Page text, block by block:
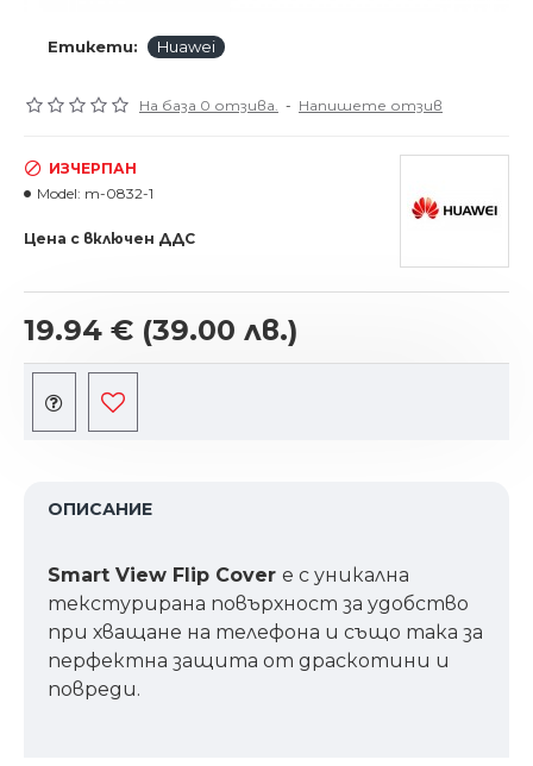
Етикети: Huawei
На база 0 отзива. - Напишете отзив
19.94 € (39.00 лв.)
ИЗЧЕРПАН
Model: m-0832-1
Цена с включен ДДС
ОПИСАНИЕ
Smart View Flip Cover е с уникална
текстурирана повърхност за удобство
при хващане на телефона и също така за
перфектна защита от драскотини и
повреди.